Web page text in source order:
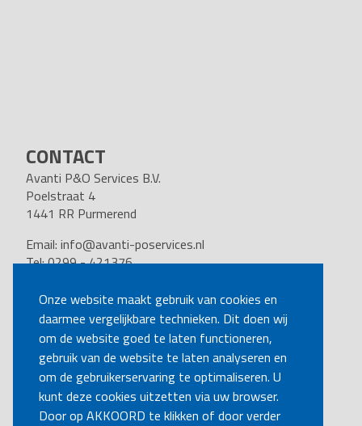
Onze website maakt gebruik van cookies en
daarmee vergelijkbare technieken. Dit doen wij
om de website goed te laten functioneren,
gebruik van de website te laten analyseren en
om de gebruikerservaring te optimaliseren. U
kunt deze cookies uitzetten via uw browser.
Door op AKKOORD te klikken of door verder
CONTACT
Avanti P&O Services B.V.
Poelstraat 4
1441 RR Purmerend
Email: info@avanti-poservices.nl
Tel: 0299 - 421376
Kvk nummer: 37140121
VOLG ONS
BEL MIJ TERUG